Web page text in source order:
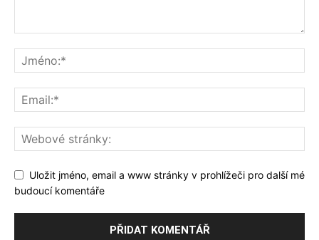
Uložit jméno, email a www stránky v prohlížeči pro další mé
budoucí komentáře